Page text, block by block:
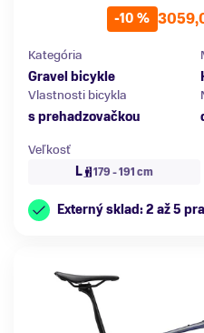
-10 %
Kategória
Gravel bicykle
Vlastnosti bicykla
s prehadzovačkou
Veľkosť
L
179 - 191 cm
Externý sklad: 2 až 5